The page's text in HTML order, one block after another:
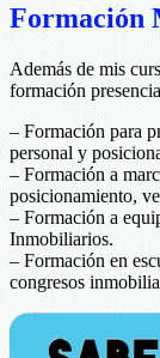
Formación
Además de mis
formación
– Formación para
personal y
– Formación a
posicionamiento,
– Formación a
Inmobiliarios.
– Formación en
congresos